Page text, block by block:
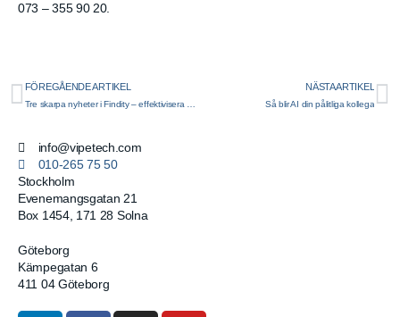
073 – 355 90 20.
FÖREGÅENDE ARTIKEL NÄSTA ARTIKEL
Så blir AI din pålitliga kollega
info@vipetech.com
010-265 75 50
Stockholm
Evenemangsgatan 21
Box 1454, 171 28 Solna
Göteborg
Kämpegatan 6
411 04 Göteborg